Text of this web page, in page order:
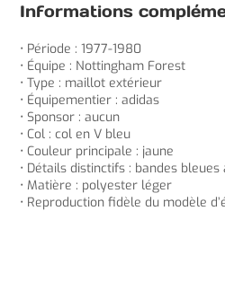
Informations
• Période : 1977-1980
• Équipe : Nottingham Forest
• Type : maillot extérieur
• Équipementier : adidas
• Sponsor : aucun
• Col : col en V bleu
• Couleur principale : jaune
• Détails distinctifs : bandes
• Matière : polyester léger
• Reproduction fidèle du modèle